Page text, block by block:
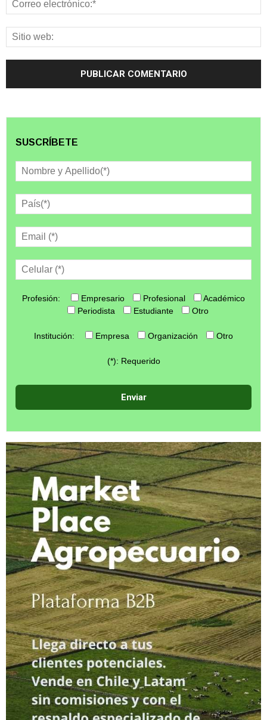
SUSCRÍBETE
Profesión: Empresario Profesional
Académico
Periodista
Estudiante Otro
Institución: Empresa Organización Otro
(*): Requerido